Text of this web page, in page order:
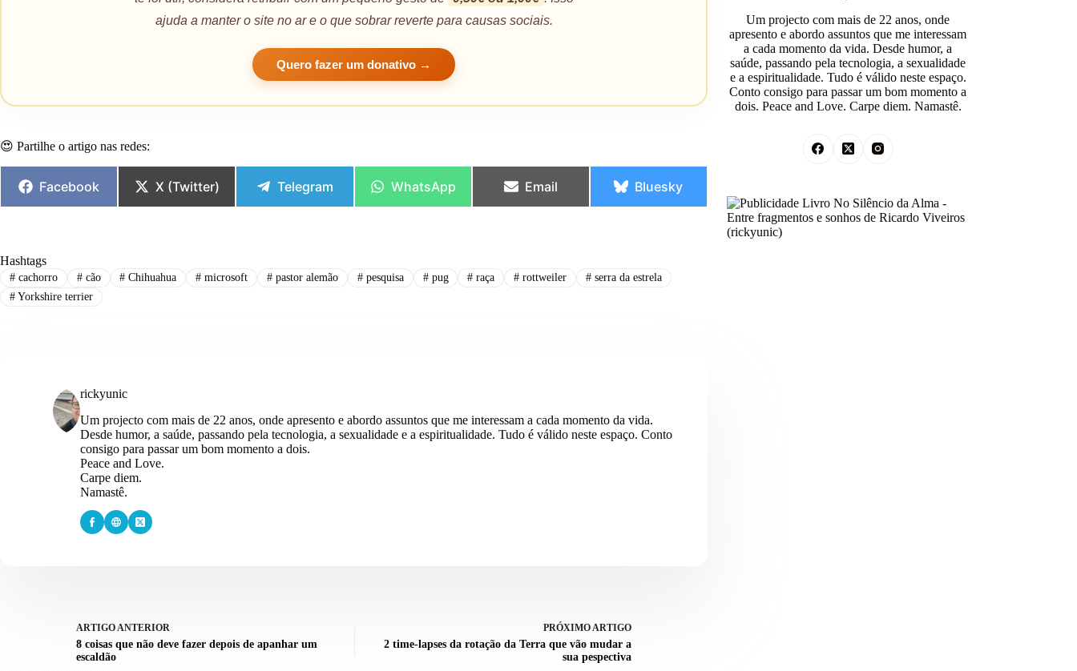
ajuda a manter o site no ar e o que sobrar reverte para causas sociais.
Quero fazer um donativo →
😍 Partilhe o artigo nas redes:
Facebook X (Twitter) Telegram WhatsApp Email Bluesky
Hashtags
#cachorro #cão # Chihuahua # microsoft # pastor alemão #pesquisa #pug # raça # rottweiler #serra da estrela
#Yorkshire terrier
rickyunic
Um projecto com mais de 22 anos, onde apresento e abordo assuntos que me interessam a cada momento da vida.
Desde humor, a saúde, passando pela tecnologia, a sexualidade e a espiritualidade. Tudo é válido neste espaço. Conto
consigo para passar um bom momento a dois.
Peace and Love.
Carpe diem.
Namastê.
ARTIGOANTERIOR
8 coisas que não deve fazer depois de apanhar um
escaldão
PRÓXIMOARTIGO
2 time-lapses da rotação da Terra que vão mudar a
sua pespectiva
Um projecto com mais de 22 anos, onde
apresento e abordo assuntos que me interessam
a cada momento da vida. Desde humor, a
saúde, passando pela tecnologia, a sexualidade
e a espiritualidade. Tudo é válido neste espaço.
Conto consigo para passar um bom momento a
dois. Peace and Love. Carpe diem. Namastê.